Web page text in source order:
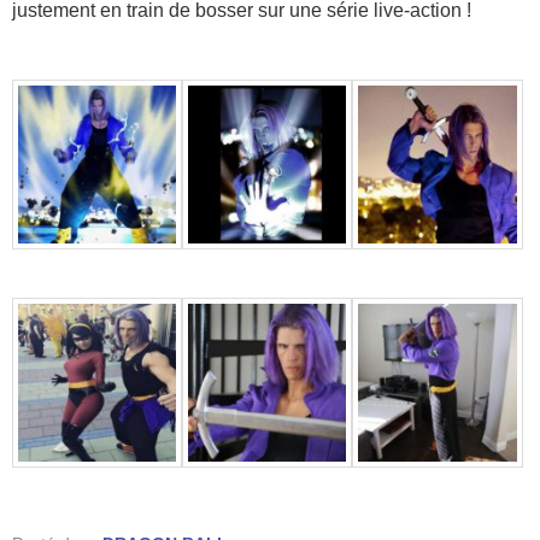
justement en train de bosser sur une série live-action !